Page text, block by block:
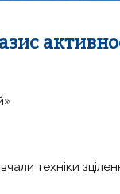
техніки